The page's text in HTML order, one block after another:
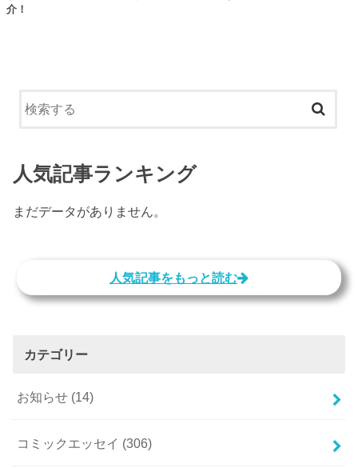
介！
人気記事ランキング
まだデータがありません。
人気記事をもっと読む
カテゴリー
お知らせ (14)
コミックエッセイ (306)